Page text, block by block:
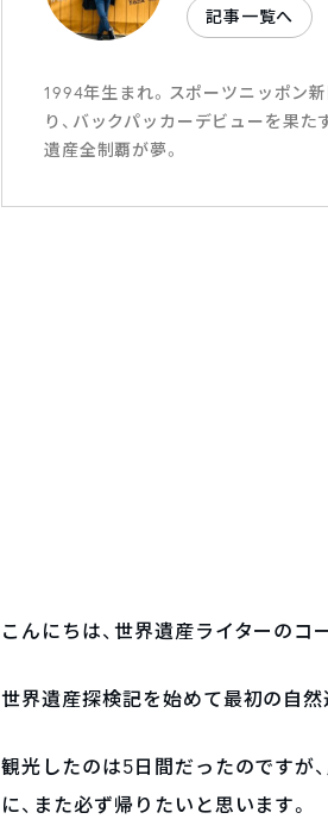
記事一覧へ
1994年生まれ。スポーツニッポン
り、バックパッカーデビューを果
遺産全制覇が夢。
こんにちは、世界遺産ライターのコ
世界遺産探検記を始めて最初の自然
観光したのは5日間だったのですが
に、また必ず帰りたいと思います。